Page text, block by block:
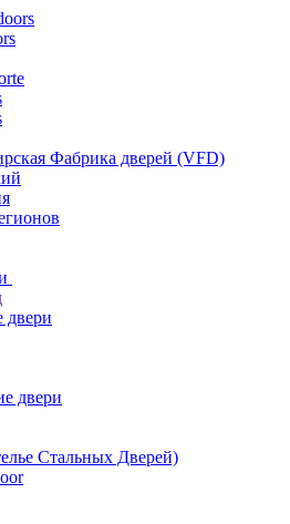
Фабрика дверей (VFD)
двери
двери
Стальных Дверей)